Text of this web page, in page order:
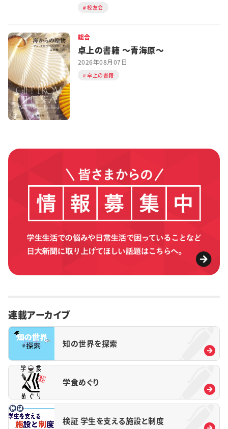
校友会
総合
卓上の書籍 ～青海原～
2026年08月07日
卓上の書籍
連載アーカイブ
知の世界を探索
学食めぐり
検証 学生を支える施設と制度